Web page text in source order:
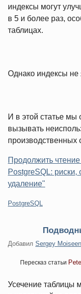
индексы могут
в 5 и более раз,
таблицах.
Однако индексы
И в этой статье мы
вызывать
производственных
Продолжить
PostgreSQL:
удаление"
Категории:
PostgreSQL
Добавил Sergey
Пересказ статьи
Усечение таблицы